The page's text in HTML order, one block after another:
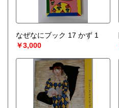
なぜなにブック 17 かず 1
￥3,000